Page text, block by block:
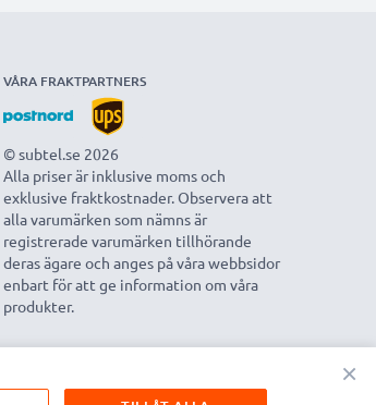
VÅRA FRAKTPARTNERS
© subtel.se 2026
Alla priser är inklusive moms och
exklusive fraktkostnader. Observera att
alla varumärken som nämns är
registrerade varumärken tillhörande
deras ägare och anges på våra webbsidor
enbart för att ge information om våra
produkter.
×